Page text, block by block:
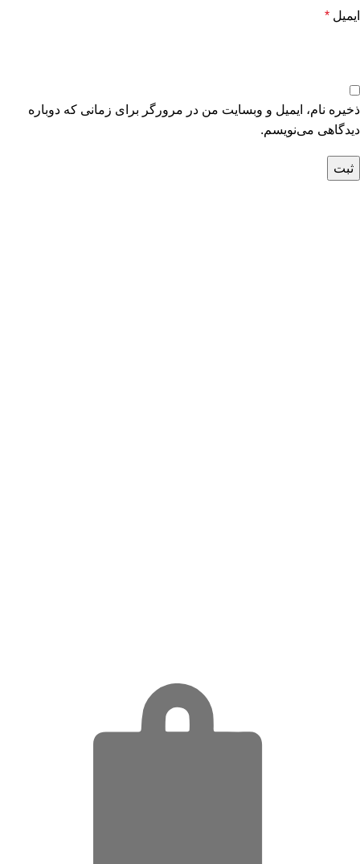
ایمیل *
ذخیره نام، ایمیل و وبسایت من در مرورگر برای زمانی که دوباره
دیدگاهی می‌نویسم.